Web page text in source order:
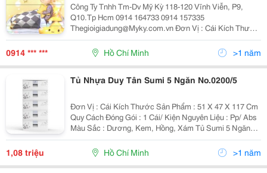
Công Ty Tnhh Tm-Dv Mỹ Kỳ 118-120 Vĩnh Viễn, P9,
Q10.Tp Hcm 0914 164733 0914 157335
Thegioigiadung@Myky.com.vn Đơn Vị : Cái Kích Thước
Sản Phẩm : 55 X 41 X 84.5Cm Quy Cách Đóng Gói : 1
Cái/ Kiện Nguyên Liệu : Pp/
0914 *** *** Hồ Chí Minh >1 năm
Tủ Nhựa Duy Tân Sumi 5 Ngăn No.0200/5
Đơn Vị : Cái Kích Thước Sản Phẩm : 51 X 47 X 117 Cm
Quy Cách Đóng Gói : 1 Cái/ Kiện Nguyên Liệu : Pp/ Abs
Màu Sắc : Dương, Kem, Hồng, Xám Tủ Sumi 5 Ngăn
Dt, Sản Phẩm Được Chọn Mua Nhiều Nhất Vì Các Yếu
Tố Sau: Tủ Tháo Ráp Lắp Đặt
1,08 triệu Hồ Chí Minh >1 năm